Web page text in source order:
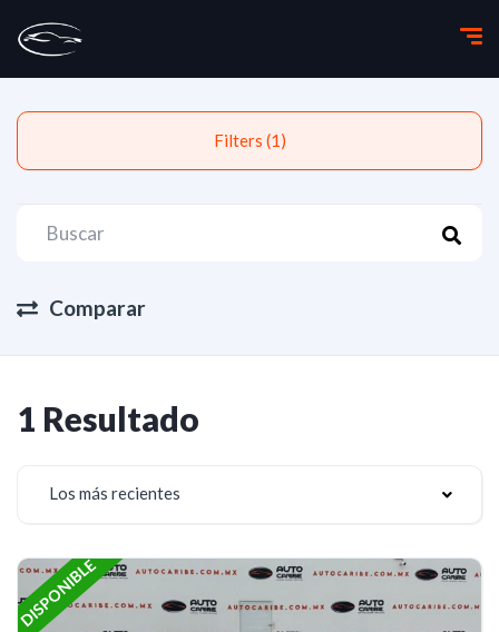
Filters (1)
Comparar
1 Resultado
Los más recientes
DISPONIBLE